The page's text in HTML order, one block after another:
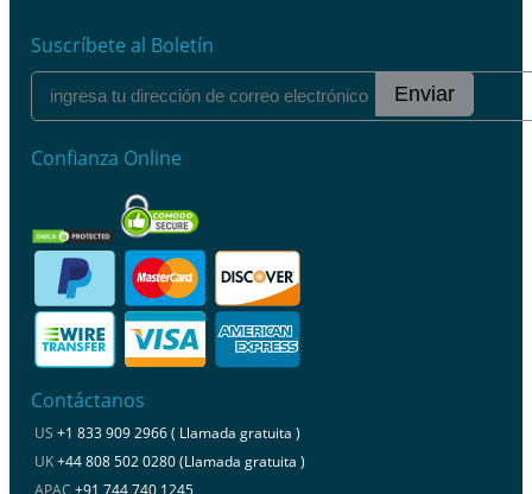
Suscríbete al Boletín
Enviar
Confianza Online
Contáctanos
US +1 833 909 2966 ( Llamada gratuita )
UK+44 808 502 0280 (Llamada gratuita )
APAC +91 744 740 1245